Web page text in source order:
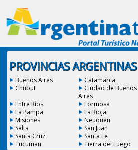
PROVINCIAS ARGENTINAS
Buenos Aires Catamarca
Chubut
Ciudad de Buenos
Aires
Entre Ríos
Formosa
La Pampa
La Rioja
Misiones
Neuquen
Salta
San Juan
Santa Cruz
Santa Fe
Tucuman
Tierra del Fuego